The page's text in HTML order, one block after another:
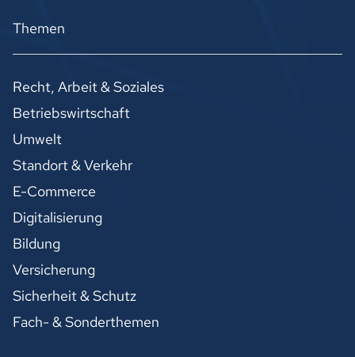
Themen
Recht, Arbeit & Soziales
Betriebswirtschaft
Umwelt
Standort & Verkehr
E-Commerce
Digitalisierung
Bildung
Versicherung
Sicherheit & Schutz
Fach- & Sonderthemen